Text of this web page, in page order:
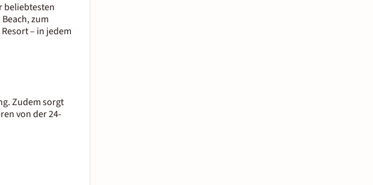
beliebtesten
zum
– in jedem
Zudem sorgt
von der 24-